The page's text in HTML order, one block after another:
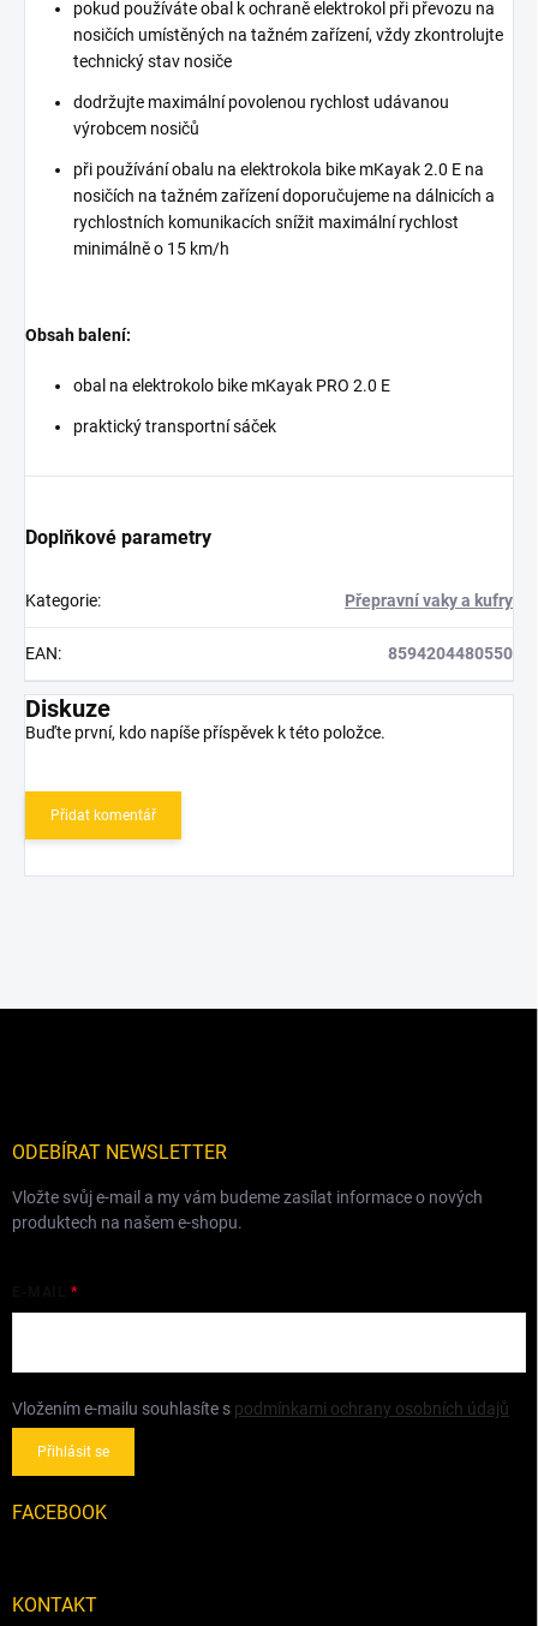
pokud používáte obal k ochraně elektrokol při převozu na
nosičích umístěných na tažném zařízení, vždy zkontrolujte
technický stav nosiče
dodržujte maximální povolenou rychlost udávanou
výrobcem nosičů
při používání obalu na elektrokola bike mKayak 2.0 E na
nosičích na tažném zařízení doporučujeme na dálnicích a
rychlostních komunikacích snížit maximální rychlost
minimálně o 15 km/h
Obsah balení:
obal na elektrokolo bike mKayak PRO 2.0 E
praktický transportní sáček
Doplňkové parametry
Kategorie: Přepravní vaky a kufry
EAN: 8594204480550
Diskuze
Buďte první, kdo napíše příspěvek k této položce.
Přidat komentář
ODEBÍRAT NEWSLETTER
Vložte svůj e-mail a my vám budeme zasílat informace o nových
produktech na našem e-shopu.
Vložením e-mailu souhlasíte s podmínkami ochrany osobních údajů
Přihlásit se
FACEBOOK
KONTAKT